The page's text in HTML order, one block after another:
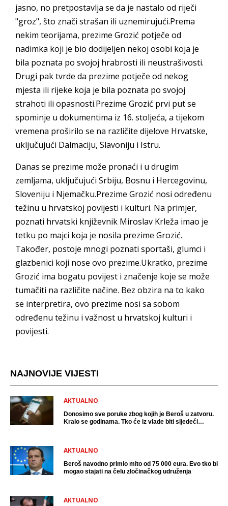
jasno, no pretpostavlja se da je nastalo od riječi
"groz", što znači strašan ili uznemirujući.Prema
nekim teorijama, prezime Grozić potječe od
nadimka koji je bio dodijeljen nekoj osobi koja je
bila poznata po svojoj hrabrosti ili neustrašivosti.
Drugi pak tvrde da prezime potječe od nekog
mjesta ili rijeke koja je bila poznata po svojoj
strahoti ili opasnosti.Prezime Grozić prvi put se
spominje u dokumentima iz 16. stoljeća, a tijekom
vremena proširilo se na različite dijelove Hrvatske,
uključujući Dalmaciju, Slavoniju i Istru.
Danas se prezime može pronaći i u drugim
zemljama, uključujući Srbiju, Bosnu i Hercegovinu,
Sloveniju i Njemačku.Prezime Grozić nosi određenu
težinu u hrvatskoj povijesti i kulturi. Na primjer,
poznati hrvatski književnik Miroslav Krleža imao je
tetku po majci koja je nosila prezime Grozić.
Također, postoje mnogi poznati sportaši, glumci i
glazbenici koji nose ovo prezime.Ukratko, prezime
Grozić ima bogatu povijest i značenje koje se može
tumačiti na različite načine. Bez obzira na to kako
se interpretira, ovo prezime nosi sa sobom
određenu težinu i važnost u hrvatskoj kulturi i
povijesti.
NAJNOVIJE VIJESTI
AKTUALNO
Donosimo sve poruke zbog kojih je Beroš u zatvoru.
Kralo se godinama. Tko će iz vlade biti sljedeći
AKTUALNO
Beroš navodno primio mito od 75 000 eura. Evo tko bi
mogao stajati na čelu zločinačkog udruženja
AKTUALNO